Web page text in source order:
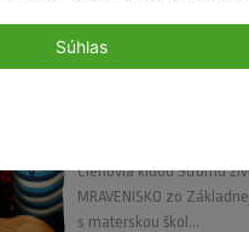
Školáci
28.02.2014
Členovia klubu Stromu
MRAVENISKO zo
s materskou škol...
Súhlas